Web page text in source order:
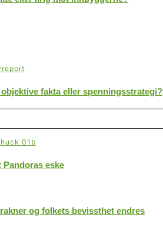
fakta eller spenningsstrategi?
Pandoras eske
og folkets bevissthet endres